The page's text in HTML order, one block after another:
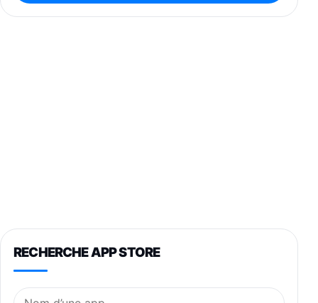
RECHERCHE APP STORE
Nom de l’application